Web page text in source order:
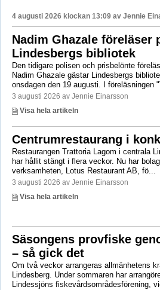
4 augusti 2026 klockan 13:09 av Jennie
Nadim Ghazale föreläser
Lindesbergs bibliotek
Den tidigare polisen och prisbelönte
Nadim Ghazale gästar Lindesbergs
onsdagen den 19 augusti. I föreläsningen
3 augusti 2026 av Jennie Einarsson
Visa hela artikeln
Centrumrestaurang i
Restaurangen Trattoria Lagom i centrala
har hållit stängt i flera veckor. Nu har
verksamheten, Lotus Restaurant AB, fö...
3 augusti 2026 av Jennie Einarsson
Visa hela artikeln
Säsongens provfiske
– så gick det
Om två veckor arrangeras allmänhetens
Lindesberg. Under sommaren har
Lindessjöns fiskevårdsområdesförening,